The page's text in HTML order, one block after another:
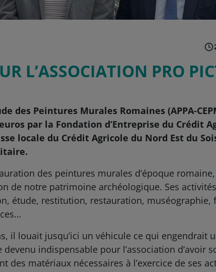
L’ASSOCIATION PRO
des Peintures Murales Romaines (APPA-
par la Fondation d’Entreprise du Crédit
locale du Crédit Agricole du Nord Est du
des peintures murales d’époque
de notre patrimoine archéologique. Ses
étude, restitution, restauration, muséographie,
il louait jusqu’ici un véhicule ce qui engendrait
indispensable pour l’association d’avoir
matériaux nécessaires à l’exercice de ses